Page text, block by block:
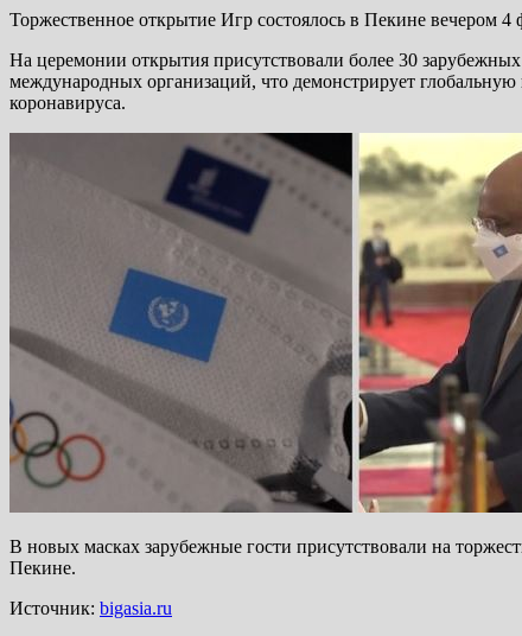
Торжественное открытие Игр состоялось в Пекине вечером
На церемонии открытия присутствовали более 30
международных организаций, что демонстрирует
коронавируса.
В новых масках зарубежные гости присутствовали на
Пекине.
Источник: bigasia.ru